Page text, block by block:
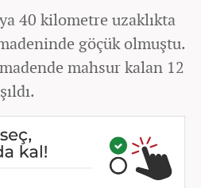
40 kilometre uzaklıkta
göçük olmuştu.
mahsur kalan 12